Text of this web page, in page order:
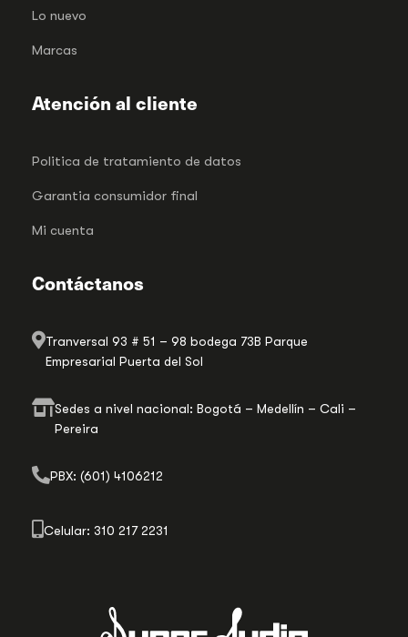
Lo nuevo
Marcas
Atención al cliente
Politica de tratamiento de datos
Garantia consumidor final
Mi cuenta
Contáctanos
Tranversal 93 # 51 – 98 bodega 73B Parque
Empresarial Puerta del Sol
Sedes a nivel nacional: Bogotá – Medellín – Cali –
Pereira
PBX: (601) 4106212
Celular: 310 217 2231